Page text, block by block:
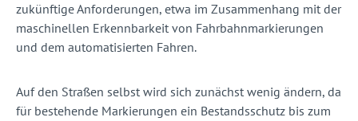
zukünftige Anforderungen, etwa im Zusammenhang mit der
maschinellen Erkennbarkeit von Fahrbahnmarkierungen
und dem automatisierten Fahren.
Auf den Straßen selbst wird sich zunächst wenig ändern, da
für bestehende Markierungen ein Bestandsschutz bis zum